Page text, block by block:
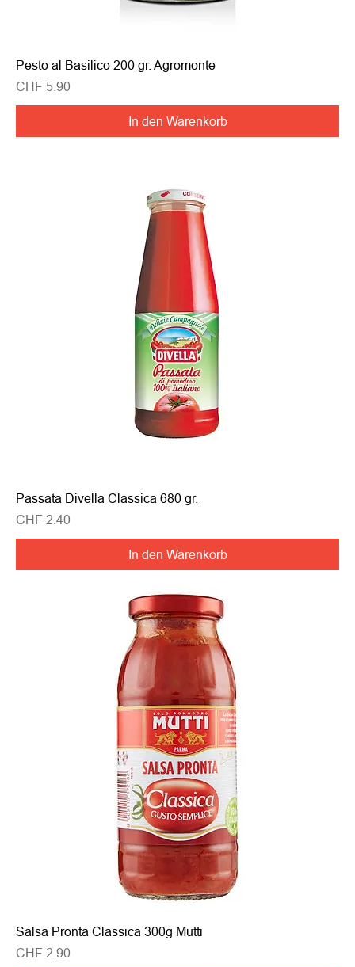
Pesto al Basilico 200 gr. Agromonte
Preis
CHF 5.90
In den Warenkorb
Passata Divella Classica 680 gr.
Preis
CHF 2.40
In den Warenkorb
Salsa Pronta Classica 300g Mutti
Preis
CHF 2.90